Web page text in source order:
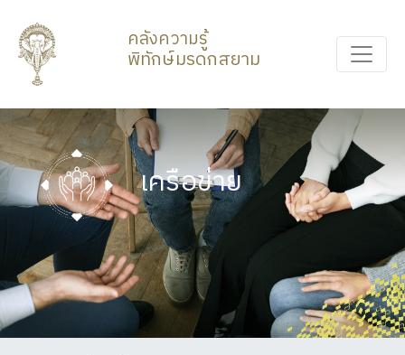
คลังความรู้
พิทักษ์มรดกสยาม
เครือข่าย